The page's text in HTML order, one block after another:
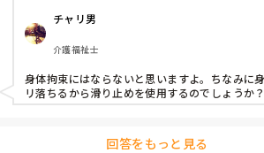
チャリ男
介護福祉士
身体拘束にはならないと思いますよ。ちなみに
リ落ちるから滑り止めを使用するのでしょうか？
回答をもっと見る